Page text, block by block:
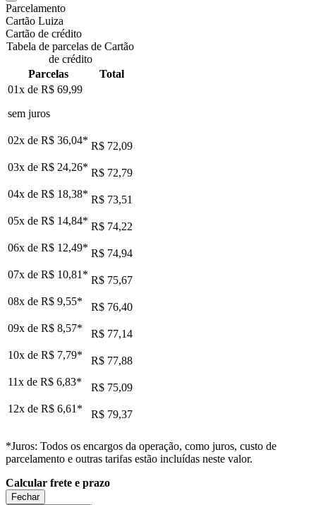
Parcelamento
Cartão Luiza
Cartão de crédito
Tabela de parcelas de Cartão
de crédito
Parcelas
Total
01x de R$ 69,99
sem juros
02x de R$ 36,04* R$ 72,09
03x de R$ 24,26* R$ 72,79
04x de R$ 18,38* R$ 73,51
05x de R$ 14,84* R$ 74,22
06x de R$ 12,49* R$ 74,94
07x de R$ 10,81 * R$ 75,67
08x de R$ 9,55*
R$ 76,40
09x de R$ 8,57*
R$ 77,14
10x de R$ 7,79*
R$ 77,88
11x de R$ 6,83*
R$ 75,09
12x de R$ 6,61 * R$ 79,37
*Juros: Todos os encargos da operação, como juros, custo de
parcelamento e outras tarifas estão incluídas neste valor.
Calcular frete e prazo
Fechar